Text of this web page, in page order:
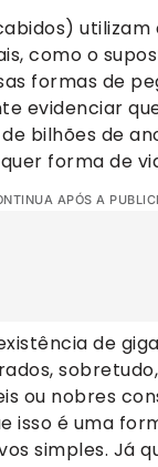
como o
formas de
evidenciar
bilhões de
forma de
APÓS A
de
ou nobres
isso é uma
simples. Já